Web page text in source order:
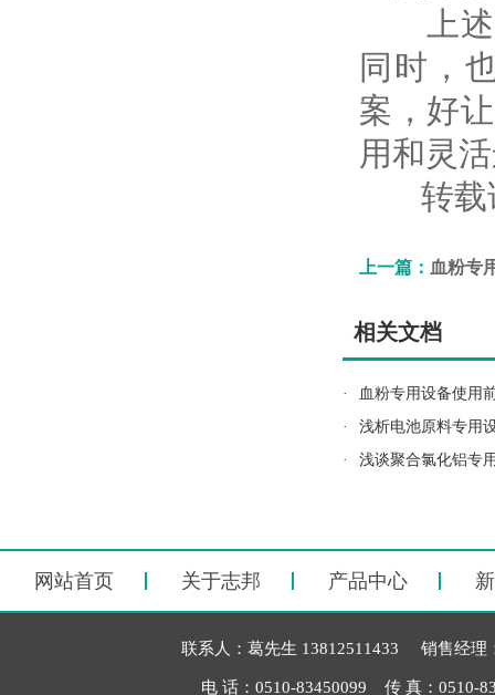
上述这
同时，
案，好
用和灵
转载
上一篇： 血粉专
相关文档
·
血粉专用设备使用
·
浅析电池原料专用
·
浅谈聚合氯化铝专
网站首页 关于志邦 产品中心
联系人：葛先生 13812511433 销售经理
电 话：0510-83450099 传 真：0510-